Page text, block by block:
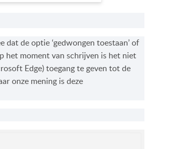
de optie ‘gedwongen toestaan’ of
het moment van schrijven is het niet
Edge) toegang te geven tot de
onze mening is deze